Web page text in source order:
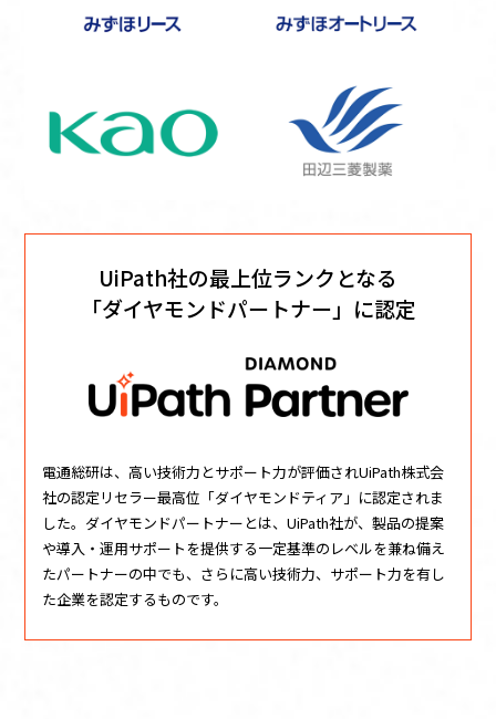
UiPath社の最上位ランクとなる
「ダイヤモンドパートナー」に認定
電通総研は、高い技術力とサポート力が評価されUiPath株式会
社の認定リセラー最高位「ダイヤモンドティア」に認定されま
した。ダイヤモンドパートナーとは、UiPath社が、製品の提案
や導入・運用サポートを提供する一定基準のレベルを兼ね備え
たパートナーの中でも、さらに高い技術力、サポート力を有し
た企業を認定するものです。